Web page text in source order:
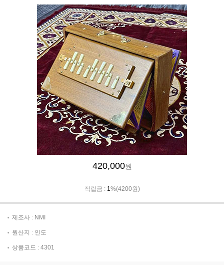
420,000원
적립금 : 1%(4200원)
제조사 : NMI
원산지 : 인도
상품코드 : 4301